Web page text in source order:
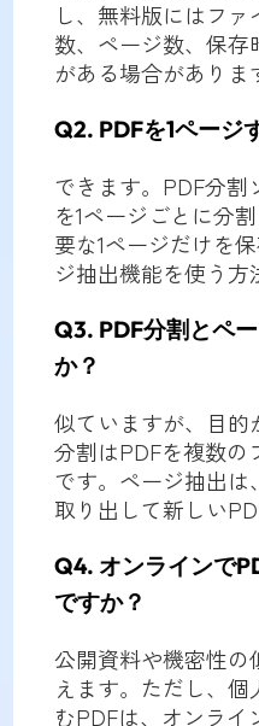
し、無料版にはフ
数、ページ数、保
がある場合がありま
Q2. PDFを1ページ
できます。PDF分割
を1ページごとに分
要な1ページだけを
ジ抽出機能を使う方
Q3. PDF分割とペ
か？
似ていますが、目的
分割はPDFを複数の
です。ページ抽出は
取り出して新しい
Q4. オンラインで
ですか？
公開資料や機密性の
えます。ただし、
むPDFは、オンラ